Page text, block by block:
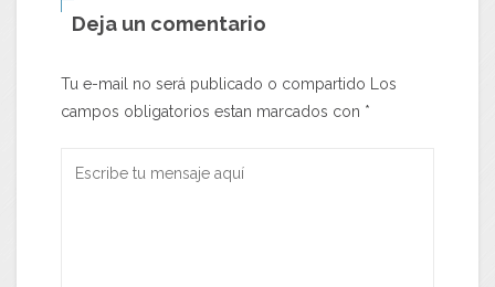
Deja un comentario
Tu e-mail no será publicado o compartido Los
campos obligatorios estan marcados con *